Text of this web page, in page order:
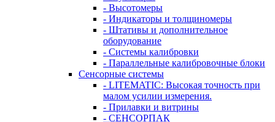
- Высотомеры
- Индикаторы и толщиномеры
- Штативы и дополнительное
оборудование
- Системы калибровки
- Параллельные калибровочные блоки
Сенсорные системы
- LITEMATIC: Высокая точность при
малом усилии измерения.
- Прилавки и витрины
- СЕНСОРПАК